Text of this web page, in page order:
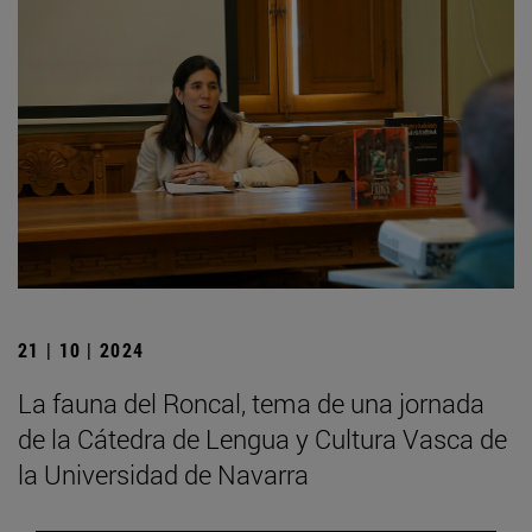
21 | 10 | 2024
La fauna del Roncal, tema de una jornada
de la Cátedra de Lengua y Cultura Vasca de
la Universidad de Navarra